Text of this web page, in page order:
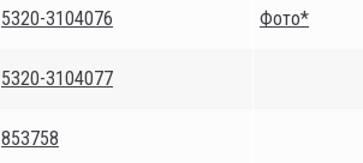
5320-3104076 Фото*
5320-3104077
853758